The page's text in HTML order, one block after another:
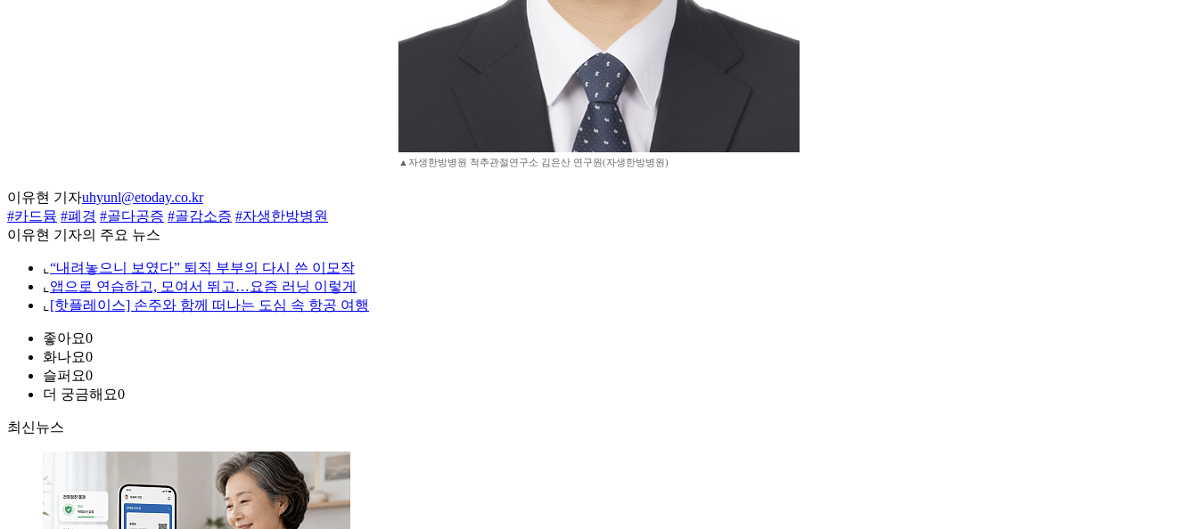
▲자생한방병원 척추관절연구소 김은산 연구원(자생한방병원)
이유현 기자uhyunl@etoday.co.kr
#카드뮴 #폐경 #골다공증 #골감소증 #자생한방병원
이유현 기자의 주요 뉴스
⌞ “내려놓으니 보였다” 퇴직 부부의 다시 쓴 이모작
⌞ 앱으로 연습하고, 모여서 뛰고…요즘 러닝 이렇게
⌞ [핫플레이스] 손주와 함께 떠나는 도심 속 항공 여행
좋아요0
화나요0
슬퍼요0
더 궁금해요0
최신뉴스